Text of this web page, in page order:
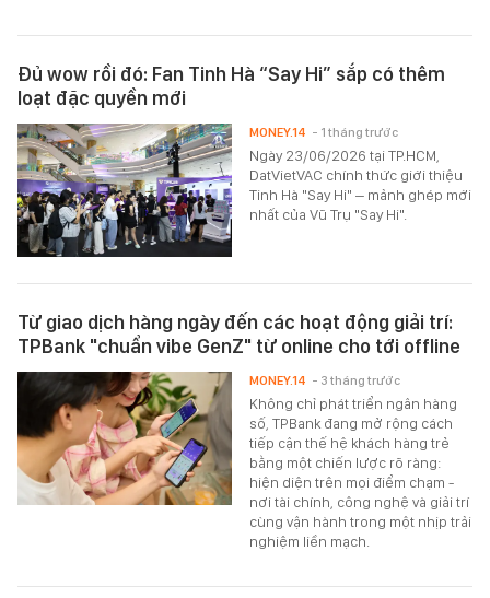
Đủ wow rồi đó: Fan Tinh Hà “Say Hi” sắp có thêm
loạt đặc quyền mới
Ngày 23/06/2026 tại TP.HCM,
DatVietVAC chính thức giới thiệu
Tinh Hà "Say Hi" – mảnh ghép mới
nhất của Vũ Trụ "Say Hi".
MONEY.14 - 1 tháng trước
Từ giao dịch hàng ngày đến các hoạt động giải trí:
TPBank "chuẩn vibe GenZ" từ online cho tới offline
Không chỉ phát triển ngân hàng
số, TPBank đang mở rộng cách
tiếp cận thế hệ khách hàng trẻ
bằng một chiến lược rõ ràng:
hiện diện trên mọi điểm chạm -
nơi tài chính, công nghệ và giải trí
cùng vận hành trong một nhịp trải
nghiệm liền mạch.
MONEY.14 - 3 tháng trước